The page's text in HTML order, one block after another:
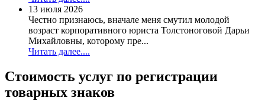
13 июля 2026
Честно признаюсь, вначале меня смутил молодой
возраст корпоративного юриста Толстоноговой Дарьи
Михайловны, которому пре...
Читать далее....
Стоимость услуг по регистрации
товарных знаков